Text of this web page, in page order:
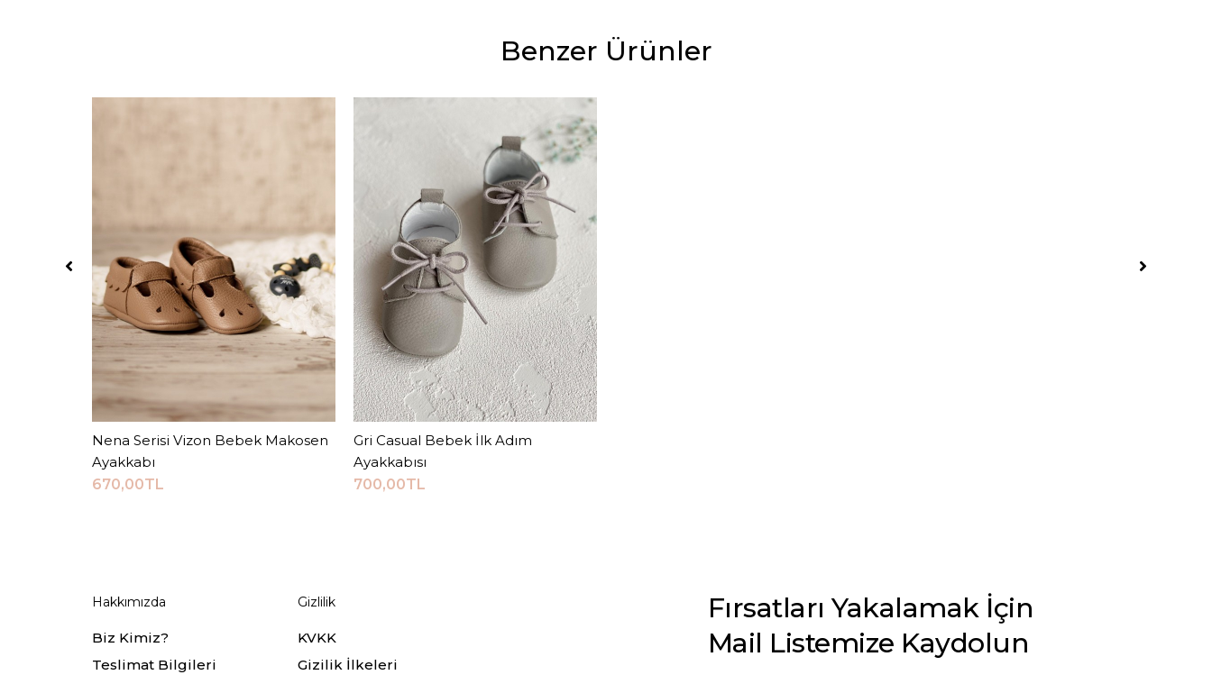
Benzer Ürünler
Sepete Ekle
Nena Serisi Vizon Bebek Makosen
Ayakkabı
670,00TL
Sepete Ekle
Gri Casual Bebek İlk Adım
Ayakkabısı
700,00TL
Hakkımızda
Biz Kimiz?
Teslimat Bilgileri
Gizlilik
KVKK
Gizilik İlkeleri
Fırsatları Yakalamak İçin
Mail Listemize Kaydolun